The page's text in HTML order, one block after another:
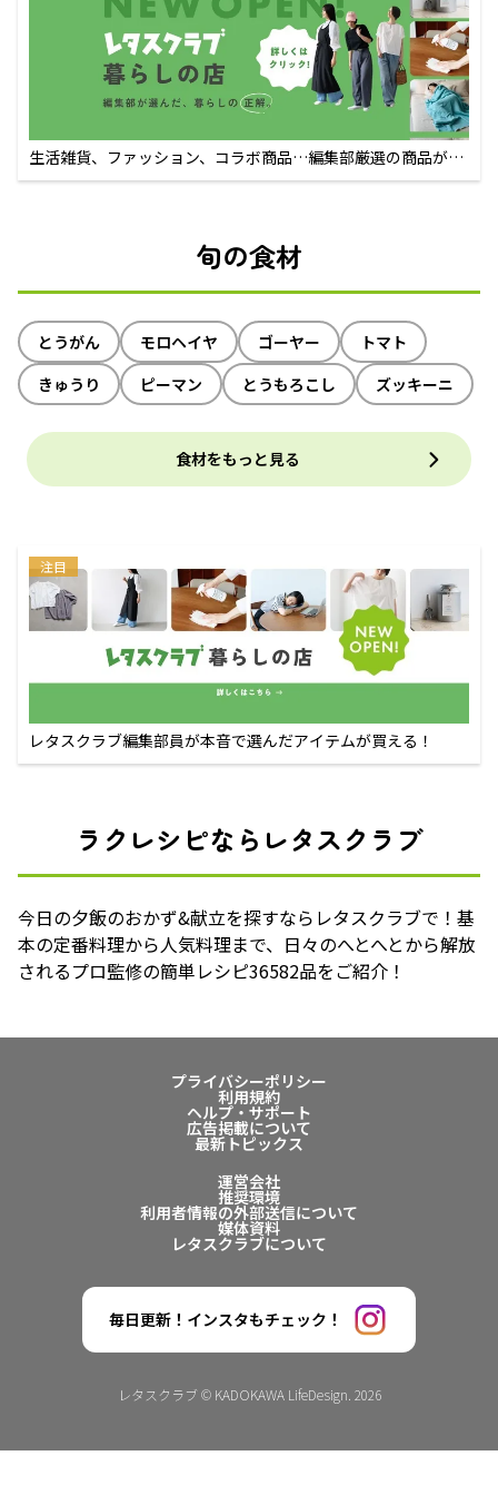
生活雑貨、ファッション、コラボ商品…編集部厳選の商品が買
えるECサイト
旬の食材
とうがん モロヘイヤ ゴーヤー
トマト
きゅうり
ピーマン とうもろこし ズッキーニ
食材をもっと見る
注目
レタスクラブ編集部員が本音で選んだアイテムが買える！
ラクレシピならレタスクラブ
今日の夕飯のおかず&献立を探すならレタスクラブで！基
本の定番料理から人気料理まで、日々のへとへとから解放
されるプロ監修の簡単レシピ36582品をご紹介！
プライバシーポリシー
利用規約
ヘルプ・サポート
広告掲載について
最新トピックス
運営会社
推奨環境
利用者情報の外部送信について
媒体資料
レタスクラブについて
毎日更新！インスタもチェック！
レタスクラブ © KADOKAWA LifeDesign. 2026